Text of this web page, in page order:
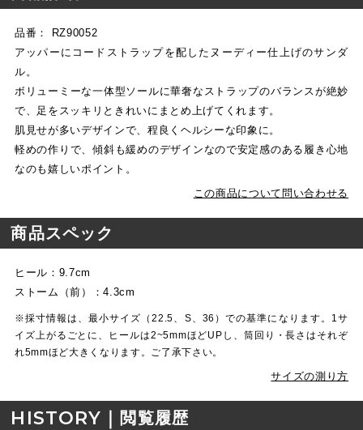
品番： RZ90052
アッパーにコードストラップを配したヌーディー仕上げのサンダ
ル。
ボリューミーな一体型ソールに華奢なストラップのバランスが絶妙
で、足をスッキリときれいにまとめ上げてくれます。
肌見せが多いデザインで、程良くヘルシーな印象に。
軽めの作りで、傾斜も緩めのデザインなので安定感のある履き心地
なのも嬉しいポイント。
この商品について問い合わせる
商品スペック
ヒール：9.7cm
ストーム（前）：4.3cm
※採寸情報は、最小サイズ（22.5、S、36）での基準になります。1サ
イズ上がるごとに、ヒールは2~5mmほどUPし、筒回り・長さはそれぞ
れ5mmほど大きくなります。ご了承下さい。
サイズの測り方
HISTORY｜閲覧履歴